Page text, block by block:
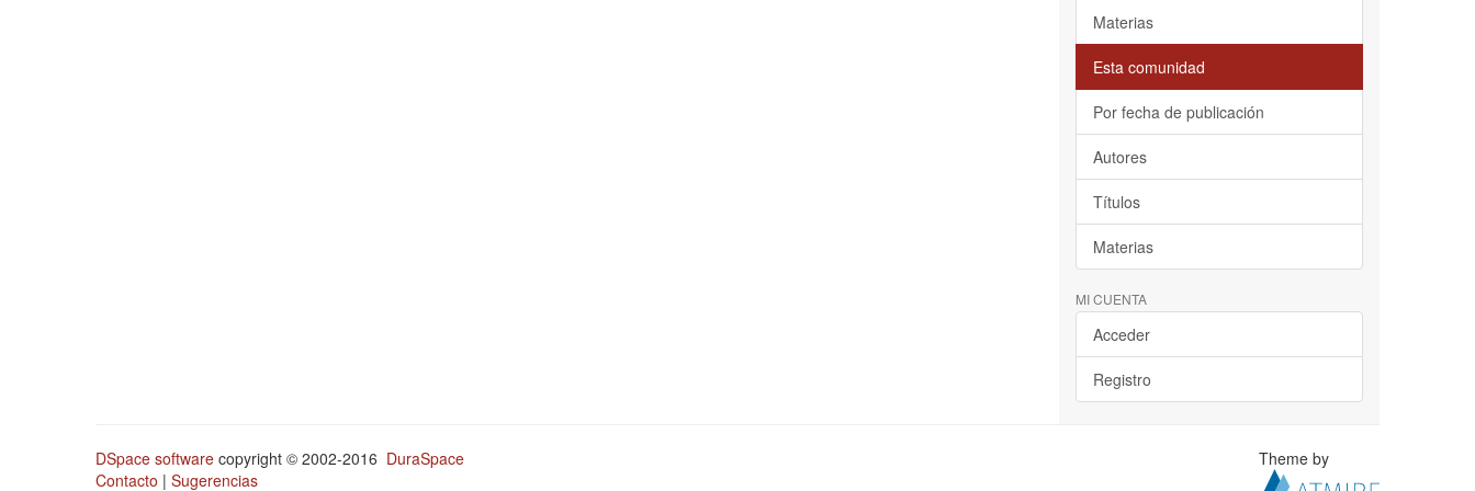
Materias
Esta comunidad
Por fecha de publicación
Autores
Títulos
Materias
MI CUENTA
Acceder
Registro
DSpace software copyright © 2002-2016 DuraSpace
Contacto | Sugerencias
Theme by